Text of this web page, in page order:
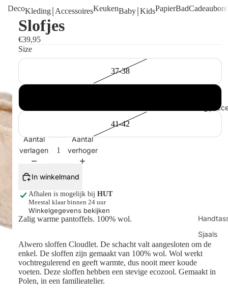
kussens
Shop alles
Kleding￨
Sjaals
Juwelen
DecoKleding￨AccessoiresKeukenBaby￨KidsPapierBadCadeaubon
Slofjes
€39,95
Size
37-38
41-42
Aantal
verlagen
Aantal
verhogen
In winkelmand
Afhalen is mogelijk bij HUT
Meestal klaar binnen 24 uur
Winkelgegevens bekijken
Zalig warme pantoffels. 100% wol.
Alwero sloffen Cloudlet. De schacht valt aangesloten om de
enkel. De sloffen zijn gemaakt van 100% wol. Wol werkt
vochtregulerend en geeft warmte, dus nooit meer koude
voeten. Deze sloffen hebben een stevige ecozool. Gemaakt in
Polen, in een familieatelier.